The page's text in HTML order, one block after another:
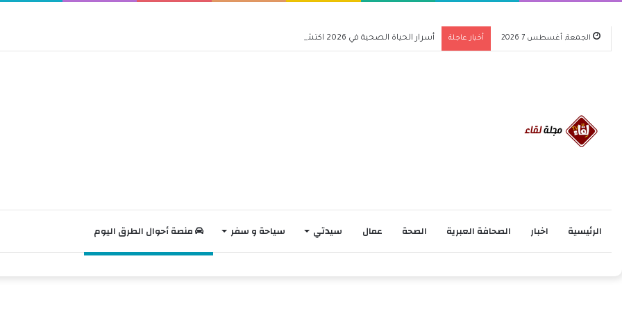
الجمعة, أغسطس 7 2026 أخبار عاجلة أسرار الحياة الصحية في 2026 اكتشف كيف تغير حياتك للأفضل
الرئيسية اخبار الصحافة العبرية الصحة عمال سيدتي سياحة و سفر منصة أحوال الطرق اليوم